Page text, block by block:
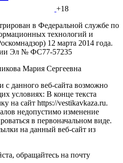
+18
в Федеральной службе по
технологий и
12 марта 2014 года.
Эл № ФС77-57235
Мария Сергеевна
данного веб-сайта возможно
условиях: В конце текста
на сайт https://vestikavkaza.ru.
недопустимо изменение
в первоначальном виде.
на данный веб-сайт из
обращайтесь на почту